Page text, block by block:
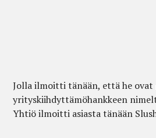
Jolla ilmoitti tänään, että he
yrityskiihdyttämöhankkeen
Yhtiö ilmoitti asiasta tänään